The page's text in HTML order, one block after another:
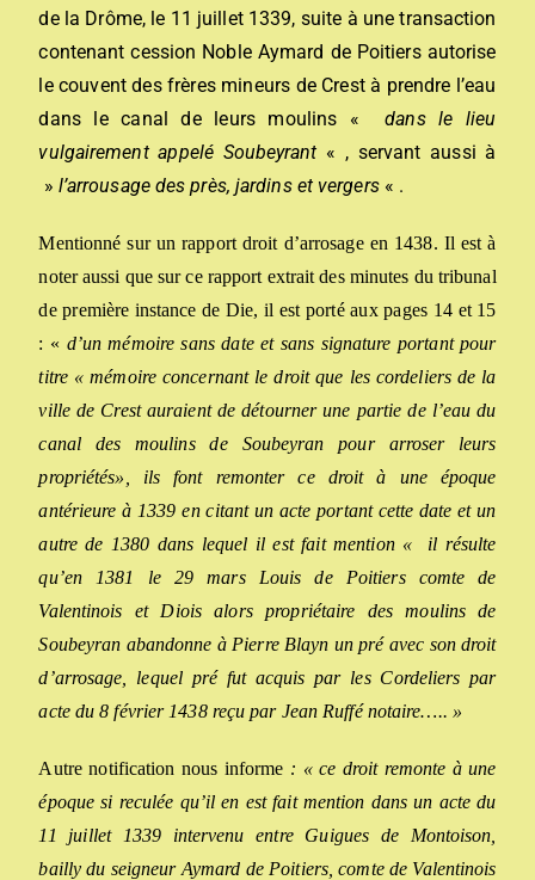
de la Drôme, le 11 juillet 1339, suite à une transaction
contenant cession Noble Aymard de Poitiers autorise
le couvent des frères mineurs de Crest à prendre l’eau
dans le canal de leurs moulins «
dans le lieu
vulgairement appelé Soubeyrant « , servant aussi à
» l’arrousage des près, jardins et vergers « .
Mentionné sur un rapport droit d’arrosage en 1438. Il est à
noter aussi que sur ce rapport extrait des minutes du tribunal
de première instance de Die, il est portéauxpages 14 et 15
: « d’un mémoire sans date et sans signature portant pour
titre « mémoire concernant le droit que les cordeliers de la
ville de Crest auraient de détourner une partie de l’eau du
canal des moulins de Soubeyran pour arroser leurs
propriétés», ils font remonter ce droit à une époque
antérieure à 1339 en citant un acte portant cette date et un
autre de 1380 dans lequel il est fait mention « il résulte
qu’en 1381 le 29 mars Louis de Poitiers comte de
Valentinois et Diois alors propriétaire des moulins de
Soubeyran abandonne à Pierre Blayn un pré avec son droit
d’arrosage, lequel pré fut acquis par les Cordeliers par
acte du 8 février 1438 reçu par Jean Ruffé notaire….. »
Autre notification nous informe : « ce droit remonte à une
époque si reculée qu’il en est fait mention dans un acte du
11 juillet 1339 intervenu entre Guigues de Montoison,
bailly du seigneur Aymard de Poitiers, comte de Valentinois